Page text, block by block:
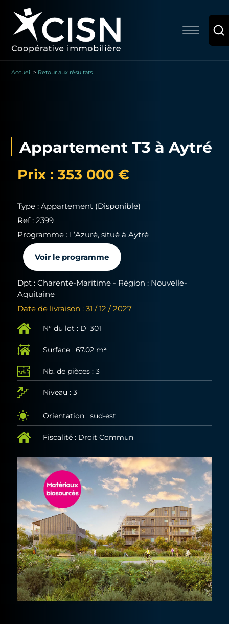
Accueil > Retour aux résultats
Appartement T3 à Aytré
Prix : 353 000 €
Type : Appartement (Disponible)
Ref : 2399
Programme : L’Azuré, situé à Aytré
Voir le programme
Dpt : Charente-Maritime - Région : Nouvelle-
Aquitaine
Date de livraison : 31 / 12 / 2027
N° du lot : D_301
Surface : 67.02 m²
Nb. de pièces : 3
Niveau : 3
Orientation : sud-est
Fiscalité : Droit Commun